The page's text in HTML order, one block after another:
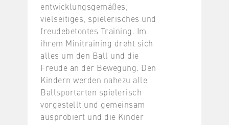
entwicklungsgemäßes,
vielseitiges, spielerisches und
freudebetontes Training. Im
ihrem Minitraining dreht sich
alles um den Ball und die
Freude an der Bewegung. Den
Kindern werden nahezu alle
Ballsportarten spielerisch
vorgestellt und gemeinsam
ausprobiert und die Kinder